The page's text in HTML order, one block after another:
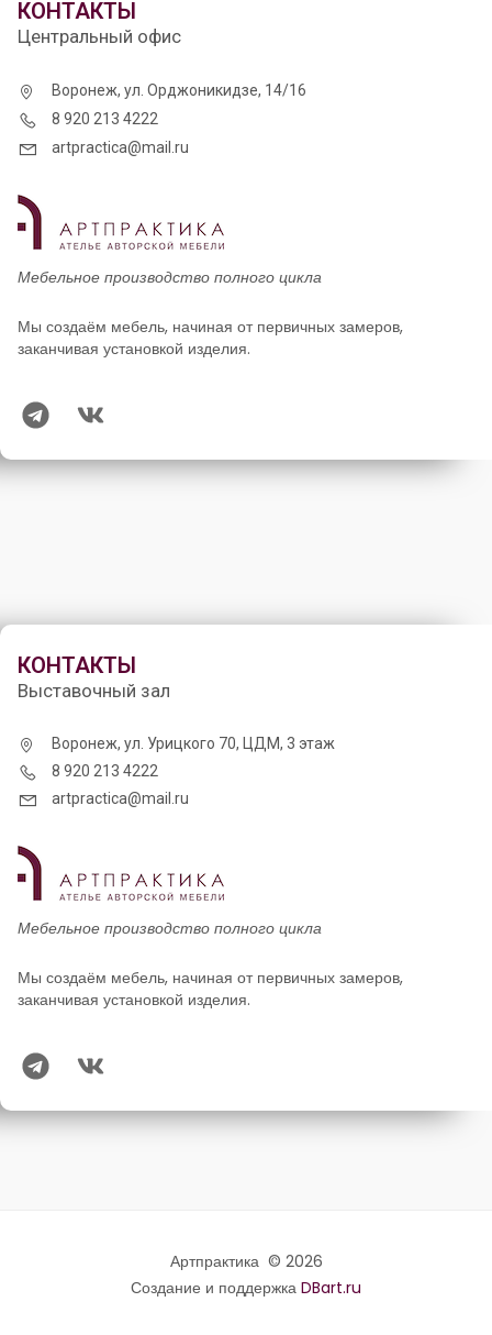
КОНТАКТЫ
Центральный офис
Воронеж, ул. Орджоникидзе, 14/16
8 920 213 4222
artpractica@mail.ru
Мебельное производство полного цикла
Мы создаём мебель, начиная от первичных замеров,
заканчивая установкой изделия.
КОНТАКТЫ
Выставочный зал
Воронеж, ул. Урицкого 70, ЦДМ, 3 этаж
8 920 213 4222
artpractica@mail.ru
Мебельное производство полного цикла
Мы создаём мебель, начиная от первичных замеров,
заканчивая установкой изделия.
Артпрактика © 2026
Создание и поддержка DBart.ru